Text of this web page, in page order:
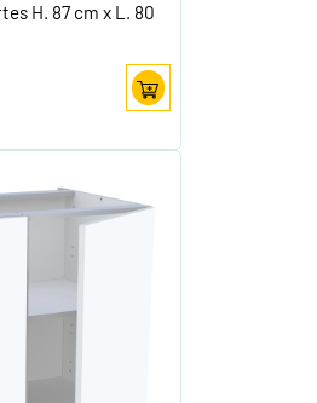
H. 87 cm x L. 80